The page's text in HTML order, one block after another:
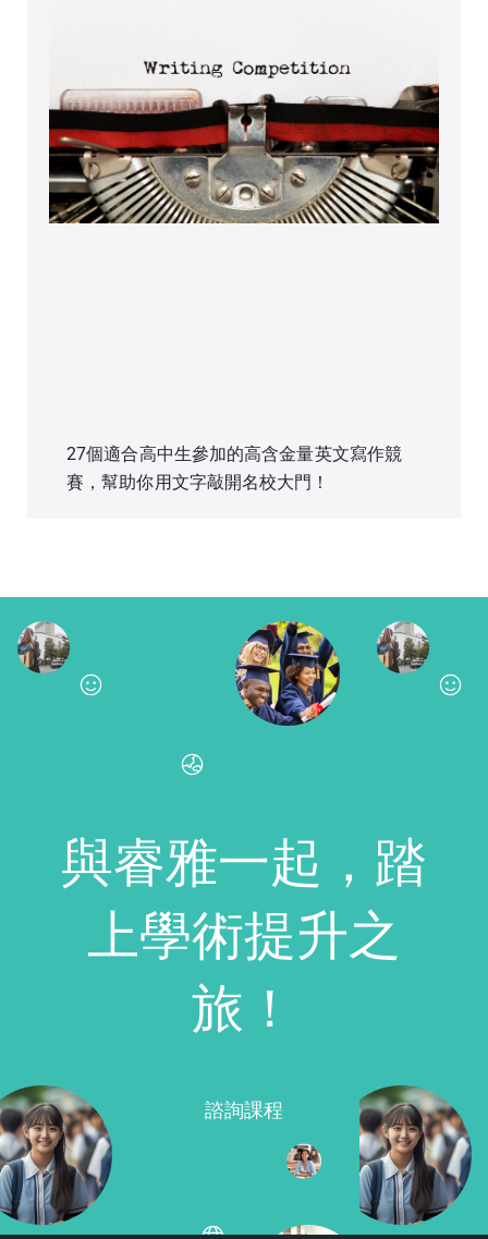
27個適合高中生參加的高含金量英文寫作競
賽，幫助你用文字敲開名校大門！
與睿雅一起，踏
上學術提升之
旅！
諮詢課程